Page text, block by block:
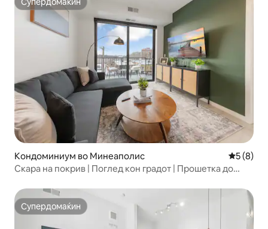
Супердомаќин
Кондоминиум во Минеаполис
5 (8)
Скара на покрив | Поглед кон градот | Прошетка до
Супердомаќин
Супердомаќин